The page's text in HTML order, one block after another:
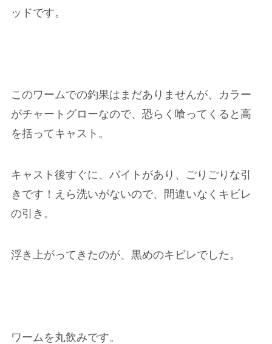
ッドです。
このワームでの釣果はまだありませんが、カラー
がチャートグローなので、恐らく喰ってくると高
を括ってキャスト。
キャスト後すぐに、バイトがあり、ごりごりな引
きです！えら洗いがないので、間違いなくキビレ
の引き。
浮き上がってきたのが、黒めのキビレでした。
ワームを丸飲みです。